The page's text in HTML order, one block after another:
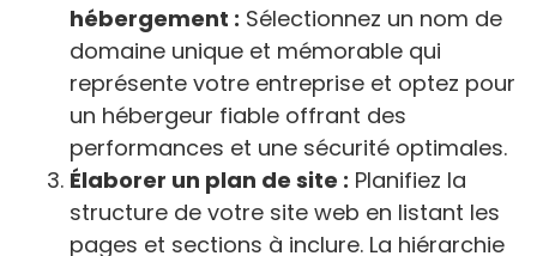
hébergement : Sélectionnez un nom de
domaine unique et mémorable qui
représente votre entreprise et optez pour
un hébergeur fiable offrant des
performances et une sécurité optimales.
Élaborer un plan de site : Planifiez la
structure de votre site web en listant les
pages et sections à inclure. La hiérarchie